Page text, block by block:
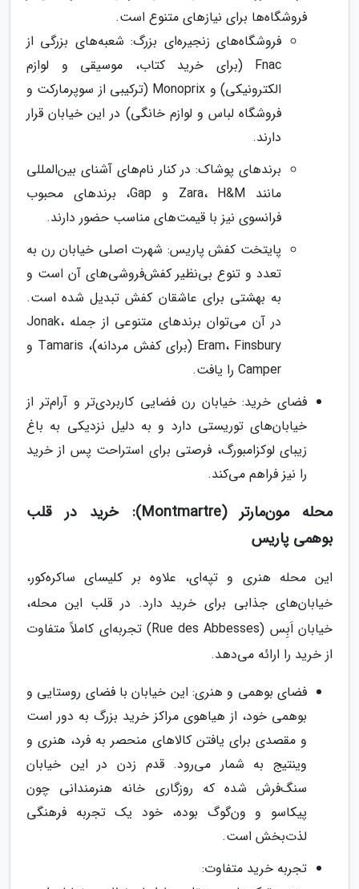
فروشگاه‌ها برای نیازهای متنوع است.
فروشگاه‌های زنجیره‌ای بزرگ: شعبه‌های بزرگی از
Fnac (برای خرید کتاب، موسیقی و لوازم
الکترونیکی) و Monoprix (ترکیبی از سوپرمارکت و
فروشگاه لباس و لوازم خانگی) در این خیابان قرار
دارند.
برندهای پوشاک: در کنار نام‌های آشنای بین‌المللی
مانند Zara، H&M و Gap، برندهای محبوب
فرانسوی نیز با قیمت‌های مناسب حضور دارند.
پایتخت کفش پاریس: شهرت اصلی خیابان رن به
تعدد و تنوع بی‌نظیر کفش‌فروشی‌های آن است و
به بهشتی برای عاشقان کفش تبدیل شده است.
در آن می‌توان برندهای متنوعی از جمله Jonak،
Eram، Finsbury (برای کفش مردانه)، Tamaris و
Camper را یافت.
فضای خرید: خیابان رن فضایی کاربردی‌تر و آرام‌تر از
خیابان‌های توریستی دارد و به دلیل نزدیکی به باغ
زیبای لوکزامبورگ، فرصتی برای استراحت پس از خرید
را نیز فراهم می‌کند.
محله مون‌مارتر (Montmartre): خرید در قلب
بوهمی پاریس
این محله هنری و تپه‌ای، علاوه بر کلیسای ساکره‌کور،
خیابان‌های جذابی برای خرید دارد. در قلب این محله،
خیابان اَبِس (Rue des Abbesses) تجربه‌ای کاملاً متفاوت
از خرید را ارائه می‌دهد.
فضای بوهمی و هنری: این خیابان با فضای روستایی و
بوهمی خود، از هیاهوی مراکز خرید بزرگ به دور است
و مقصدی برای یافتن کالاهای منحصر به فرد، هنری و
وینتیج به شمار می‌رود. قدم زدن در این خیابان
سنگ‌فرش شده که روزگاری خانه هنرمندانی چون
پیکاسو و ون‌گوگ بوده، خود یک تجربه فرهنگی
لذت‌بخش است.
تجربه خرید متفاوت: